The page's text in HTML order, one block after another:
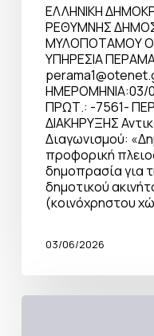
ΕΛΛΗΝΙΚΗ
ΡΕΘΥΜΝΗΣ
ΜΥΛΟΠΟΤΑΜΟΥ
ΥΠΗΡΕΣΙΑ
ΗΜΕΡΟΜΗΝΙΑ:03/
ΠΡΩΤ.: -7561-
ΔΙΑΚΗΡΥΞΗΣ
Διαγωνισμού:
προφορική
δημοπρασία για
δημοτικού
(κοινόχρηστου
03/06/2026
Δημόσια,